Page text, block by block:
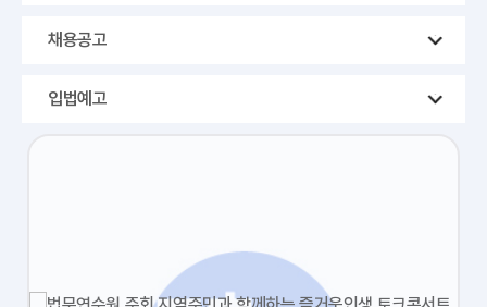
채용공고
입법예고